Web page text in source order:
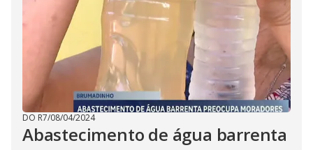
DO R7/08/04/2024
Abastecimento de água barrenta